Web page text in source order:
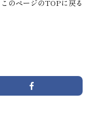
このページのTOPに戻る